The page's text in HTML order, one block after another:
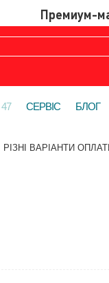
47 СЕРВІС БЛОГ
РІЗНІ ВАРІАНТИ